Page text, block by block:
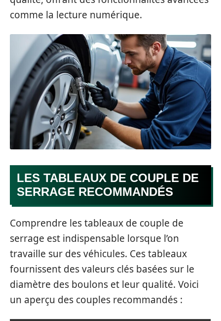
comme la lecture numérique.
LES TABLEAUX DE COUPLE DE
SERRAGE RECOMMANDÉS
Comprendre les tableaux de couple de
serrage est indispensable lorsque l’on
travaille sur des véhicules. Ces tableaux
fournissent des valeurs clés basées sur le
diamètre des boulons et leur qualité. Voici
un aperçu des couples recommandés :